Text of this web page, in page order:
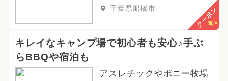
千葉県船橋市 クーポン
キレイなキャンプ場で初心者も安心♪手ぶ
らBBQや宿泊も
アスレチックやポニー牧場